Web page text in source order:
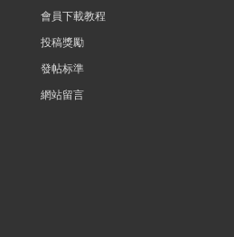
會員下載教程
投稿獎勵
發帖标準
網站留言